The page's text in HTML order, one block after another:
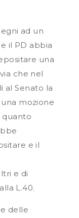
ad un
il PD abbia
una
che nel
al Senato la
mozione
quanto
e il
e di
L.40.
delle